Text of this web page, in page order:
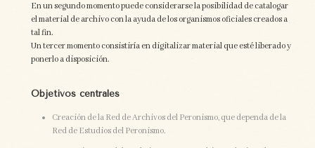
En un segundo momento puede considerarse la posibilidad de catalogar
el material de archivo con la ayuda de los organismos oficiales creados a
tal fin.
Un tercer momento consistiría en digitalizar material que esté liberado y
ponerlo a disposición.
Objetivos centrales
Creación de la Red de Archivos del Peronismo, que dependa de la
Red de Estudios del Peronismo.